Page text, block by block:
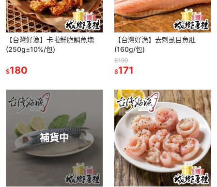
【台灣好漁】卡啦鮮脆鯛魚塊
(250g±10%/包)
$180
【台灣好漁】去刺虱目魚肚
(160g/包)
$190
$171
補貨中